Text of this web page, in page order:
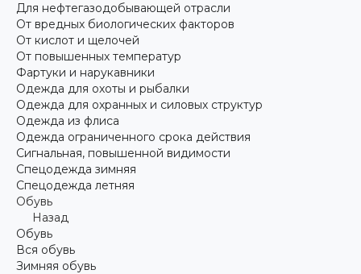
Для нефтегазодобывающей отрасли
От вредных биологических факторов
От кислот и щелочей
От повышенных температур
Фартуки и нарукавники
Одежда для охоты и рыбалки
Одежда для охранных и силовых структур
Одежда из флиса
Одежда ограниченного срока действия
Сигнальная, повышенной видимости
Спецодежда зимняя
Спецодежда летняя
Обувь
Назад
Обувь
Вся обувь
Зимняя обувь